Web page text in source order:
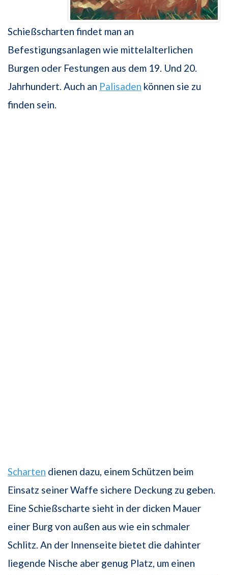
Schießscharten findet man an
Befestigungsanlagen wie mittelalterlichen
Burgen oder Festungen aus dem 19. Und 20.
Jahrhundert. Auch an Palisaden können sie zu
finden sein.
Scharten dienen dazu, einem Schützen beim
Einsatz seiner Waffe sichere Deckung zu geben.
Eine Schießscharte sieht in der dicken Mauer
einer Burg von außen aus wie ein schmaler
Schlitz. An der Innenseite bietet die dahinter
liegende Nische aber genug Platz, um einen